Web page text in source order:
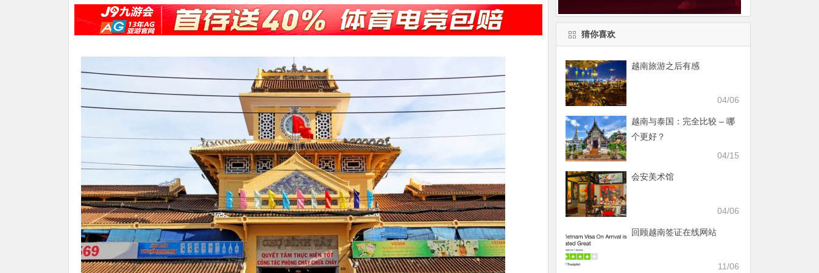
猜你喜欢
越南旅游之后有感
04/06
越南与泰国：完全比较 – 哪
个更好？
04/15
会安美术馆
04/06
回顾越南签证在线网站
11/06